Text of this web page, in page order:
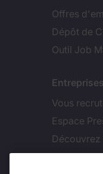
Offres
Dépôt de
Outil Job
Entreprises
Vous
Espace
Découvrez